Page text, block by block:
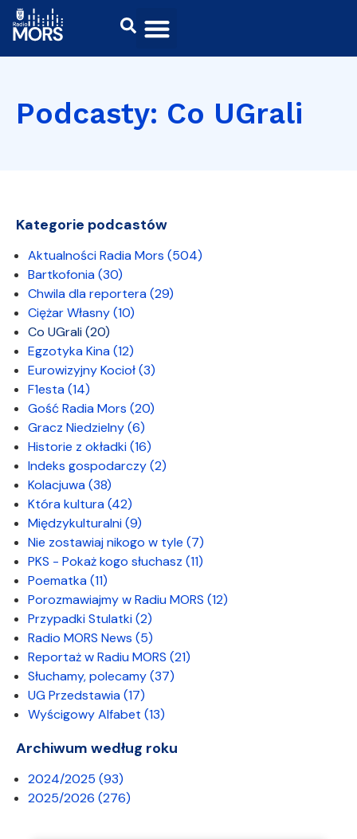
Podcasty: Co UGrali
Kategorie podcastów
Aktualności Radia Mors (504)
Bartkofonia(30)
Chwila dla reportera(29)
Ciężar Własny(10)
Co UGrali(20)
Egzotyka Kina(12)
Eurowizyjny Kocioł(3)
F1esta(14)
Gość Radia Mors (20)
Gracz Niedzielny(6)
Historie z okładki(16)
Indeks gospodarczy(2)
Kolacjuwa(38)
Która kultura(42)
Międzykulturalni(9)
Nie zostawiaj nikogo w tyle (7)
PKS - Pokaż kogo słuchasz (11)
Poematka(11)
Porozmawiajmy w Radiu MORS (12)
Przypadki Stulatki(2)
Radio MORS News (5)
Reportaż w Radiu MORS (21)
Słuchamy, polecamy(37)
UG Przedstawia(17)
Wyścigowy Alfabet (13)
Archiwum według roku
2024/2025 (93)
2025/2026 (276)